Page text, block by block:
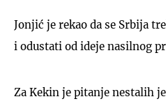
Jonjić je rekao da se Srbija
i odustati od ideje nasilnog
Za Kekin je pitanje nestalih